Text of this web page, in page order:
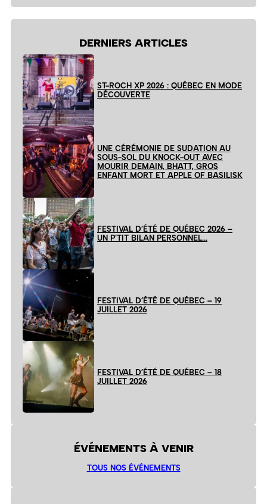
DERNIERS ARTICLES
ST-ROCH XP 2026 : QUÉBEC EN MODE
DÉCOUVERTE
UNE CÉRÉMONIE DE SUDATION AU
SOUS-SOL DU KNOCK-OUT AVEC
MOURIR DEMAIN, BHATT, GROS
ENFANT MORT ET APPLE OF BASILISK
FESTIVAL D’ÉTÉ DE QUÉBEC 2026 –
UN P’TIT BILAN PERSONNEL…
FESTIVAL D’ÉTÉ DE QUÉBEC – 19
JUILLET 2026
FESTIVAL D’ÉTÉ DE QUÉBEC – 18
JUILLET 2026
ÉVÉNEMENTS À VENIR
TOUS NOS ÉVÉNEMENTS